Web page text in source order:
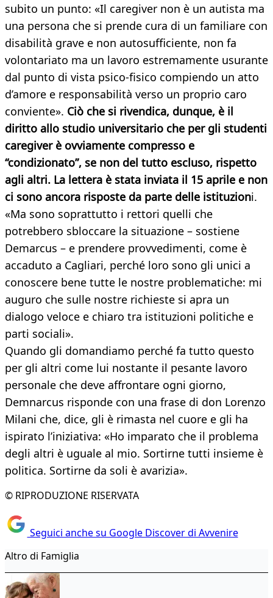
subito un punto: «Il caregiver non è un autista ma
una persona che si prende cura di un familiare con
disabilità grave e non autosufficiente, non fa
volontariato ma un lavoro estremamente usurante
dal punto di vista psico-fisico compiendo un atto
d’amore e responsabilità verso un proprio caro
conviente». Ciò che si rivendica, dunque, è il
diritto allo studio universitario che per gli studenti
caregiver è ovviamente compresso e
“condizionato”, se non del tutto escluso, rispetto
agli altri. La lettera è stata inviata il 15 aprile e non
ci sono ancora risposte da parte delle istituzioni.
«Ma sono soprattutto i rettori quelli che
potrebbero sbloccare la situazione – sostiene
Demarcus – e prendere provvedimenti, come è
accaduto a Cagliari, perché loro sono gli unici a
conoscere bene tutte le nostre problematiche: mi
auguro che sulle nostre richieste si apra un
dialogo veloce e chiaro tra istituzioni politiche e
parti sociali».
Quando gli domandiamo perché fa tutto questo
per gli altri come lui nostante il pesante lavoro
personale che deve affrontare ogni giorno,
Demnarcus risponde con una frase di don Lorenzo
Milani che, dice, gli è rimasta nel cuore e gli ha
ispirato l’iniziativa: «Ho imparato che il problema
degli altri è uguale al mio. Sortirne tutti insieme è
politica. Sortirne da soli è avarizia».
© RIPRODUZIONE RISERVATA
Seguici anche su Google Discover di Avvenire
Altro di Famiglia